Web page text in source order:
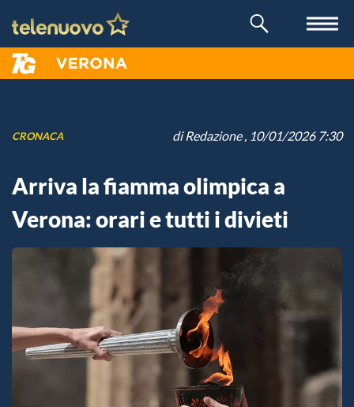
CRONACA diRedazione, 10/01/2026 7:30
Arriva la fiamma olimpica a
Verona: orari e tutti i divieti